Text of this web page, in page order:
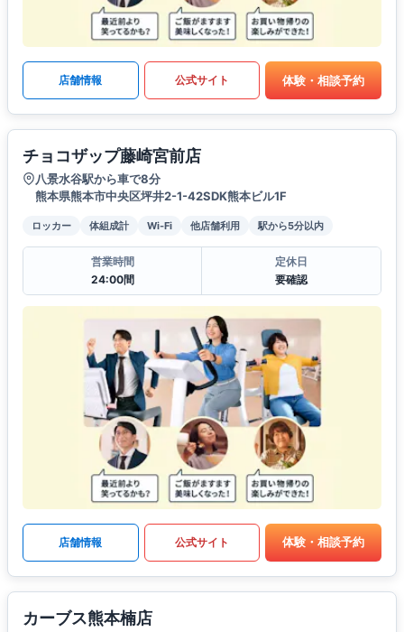
店舗情報 公式サイト 体験・相談予約
チョコザップ藤崎宮前店
八景水谷駅から車で8分
熊本県熊本市中央区坪井2-1-42SDK熊本ビル1F
ロッカー 体組成計 Wi-Fi 他店舗利用 駅から5分以内
営業時間
24:00間
定休日
要確認
店舗情報 公式サイト 体験・相談予約
カーブス熊本楠店